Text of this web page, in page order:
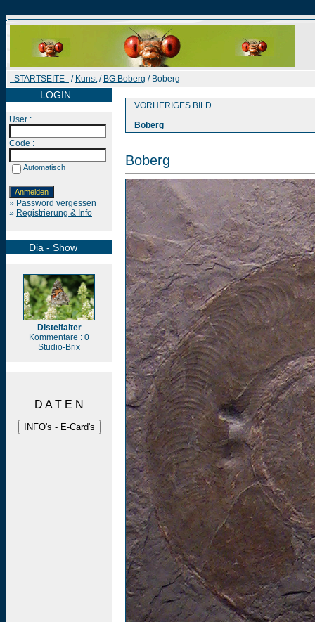
STARTSEITE / Kunst/ BG Boberg / Boberg
LOGIN
User :
Code :
Automatisch
» Password vergessen
» Registrierung & Info
Dia - Show
Distelfalter
Kommentare : 0
Studio-Brix
D A T E N
VORHERIGES BILD
Boberg
Boberg